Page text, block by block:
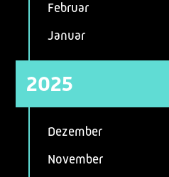
Februar
Januar
2025
Dezember
November